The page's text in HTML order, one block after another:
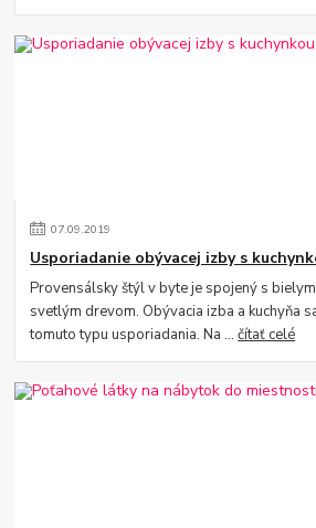
07.09.2019
Usporiadanie obývacej izby s
Provensálsky štýl v byte je spojený s
svetlým drevom. Obývacia izba a kuchyňa
tomuto typu usporiadania. Na ...čítať celé